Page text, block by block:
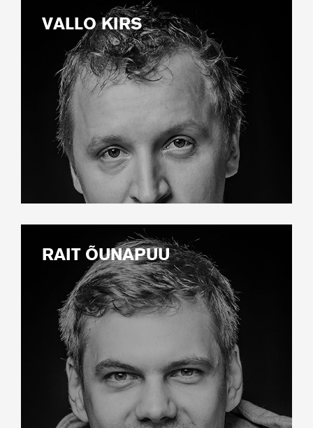
VALLO KIRS
RAIT ÕUNAPUU